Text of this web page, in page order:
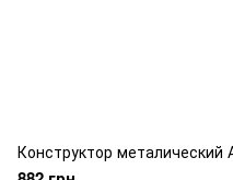
Конструктор металический